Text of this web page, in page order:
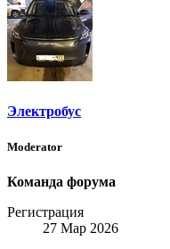
Электробус
Moderator
Команда форума
Регистрация
27 Мар 2026